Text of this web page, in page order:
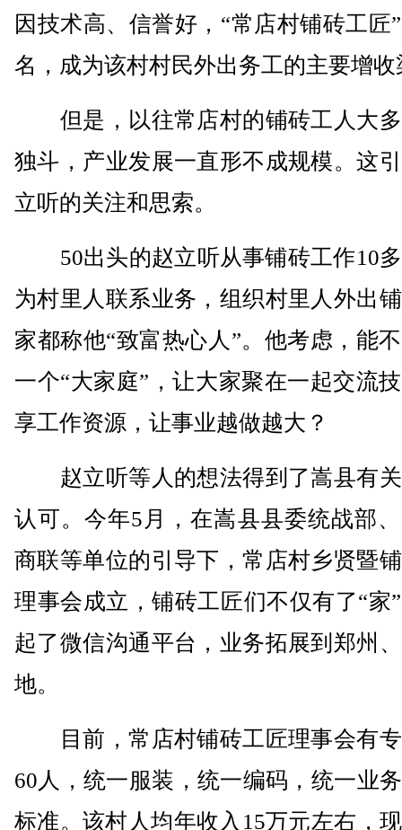
因技术高、信誉好，“常店村铺砖工匠
名，成为该村村民外出务工的主要增收
但是，以往常店村的铺砖工人大
独斗，产业发展一直形不成规模。这
立听的关注和思索。
50出头的赵立听从事铺砖工作10
为村里人联系业务，组织村里人外出
家都称他“致富热心人”。他考虑，能
一个“大家庭”，让大家聚在一起交流
享工作资源，让事业越做越大？
赵立听等人的想法得到了嵩县有
认可。今年5月，在嵩县县委统战部
商联等单位的引导下，常店村乡贤暨
理事会成立，铺砖工匠们不仅有了“家
起了微信沟通平台，业务拓展到郑州
地。
目前，常店村铺砖工匠理事会有
60人，统一服装，统一编码，统一业
标准。该村人均年收入15万元左右，